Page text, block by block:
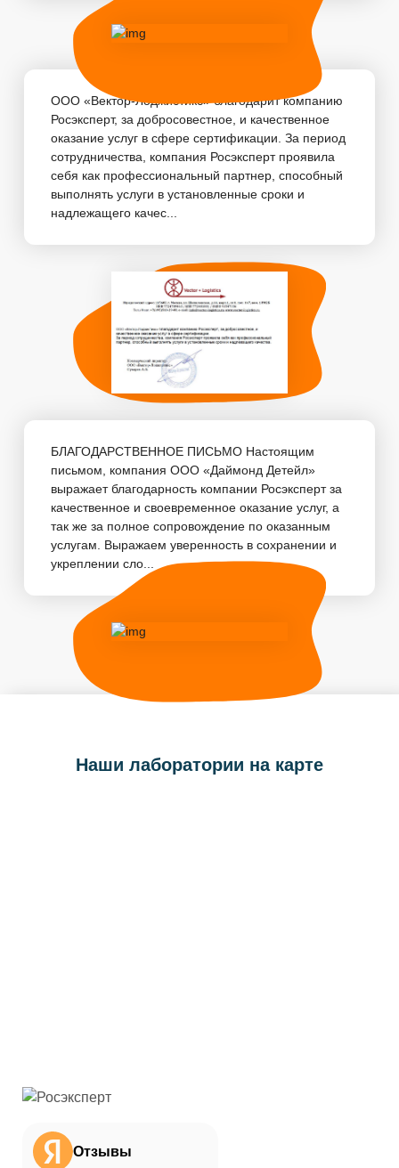
ООО «Вектор-Лоджистикс» благодарит компанию
Росэксперт, за добросовестное, и качественное
оказание услуг в сфере сертификации. За период
сотрудничества, компания Росэксперт проявила
себя как профессиональный партнер, способный
выполнять услуги в установленные сроки и
надлежащего качес...
БЛАГОДАРСТВЕННОЕ ПИСЬМО Настоящим
письмом, компания ООО «Даймонд Детейл»
выражает благодарность компании Росэксперт за
качественное и своевременное оказание услуг, а
так же за полное сопровождение по оказанным
услугам. Выражаем уверенность в сохранении и
укреплении сло...
Наши лаборатории на карте
Отзывы